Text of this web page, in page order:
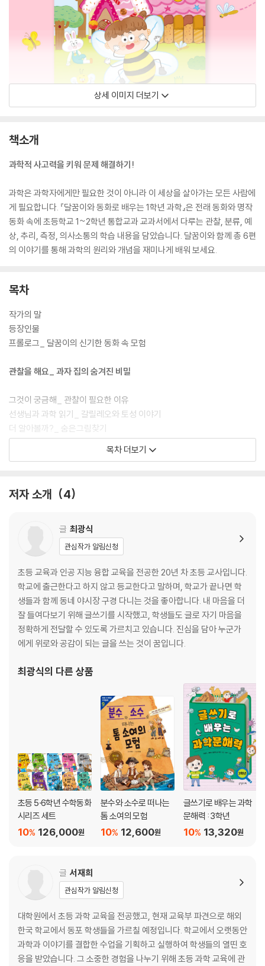
상세 이미지 더보기
책소개
과학적 사고력을 키워 문제 해결하기!
과학은 과학자에게만 필요한 것이 아니라 이 세상을 살아가는 모든 사람에
게 필요합니다. 『달꿈이와 동화로 배우는 1학년 과학』은 전래 동화와 명작
동화 속에 초등학교 1~2학년 통합교과 교과서에서 다루는 관찰, 분류, 예
상, 추리, 측정, 의사소통의 학습 내용을 담았습니다. 달꿈이와 함께 총 6편
의 이야기를 통해 과학의 원리와 개념을 재미나게 배워 보세요.
목차
작가의 말
등장인물
프롤로그_ 달꿈이의 신기한 동화 속 모험
관찰을 해요_ 과자 집의 숨겨진 비밀
그것이 궁금해_ 관찰이 필요한 이유
선생님과 과학 읽기_ 갈릴레오와 토성 이야기
더 알아볼까?_ 숨은그림찾기
분류를 해요_ 꿀벌 마야를 구하라
선생님과 과학 읽기_ 맛을 어떻게 구분할까?
예상을 해요_ 누구를 위한 그릇일까?
그것이 궁금해_ 예상이 중요한 이유
선생님과 과학 읽기_ 다윈의 예상
더 알아볼까?_ 종이비행기 날리기
추리를 해요_ 거짓말쟁이 자라
선생님과 과학 읽기_ 바닷물고기가 민물에서 오래 살지 못하는 이유
측정을 해요_ 누가누가 더 클까?
그것이 궁금해_ 측정에 필요한 도구는 뭘까?
선생님과 과학 읽기_ 신체를 활용한 측정
더 알아볼까?_ 손가락으로 길이 재기
의사소통을 해요_ 동물 올림픽
그것이 궁금해_ 의사소통 능력이 필요한 이유
선생님과 과학 읽기_ 지동설이 밝혀진 이유
에필로그_ 동화 속 모험이 끝나고…
목차 더보기
저자 소개 4
글 최광식
관심작가 알림신청
초등 교육과 인공 지능 융합 교육을 전공한 20년 차 초등 교사입니다.
학교에 출근한다고 하지 않고 등교한다고 말하며, 학교가 끝나면 학
생들과 함께 동네 야시장 구경 다니는 것을 좋아합니다. 내 마음을 더
잘 들여다보기 위해 글쓰기를 시작했고, 학생들도 글로 자기 마음을
정확하게 전달할 수 있도록 가르치고 있습니다. 진심을 담아 누군가
에게 위로와 공감이 되는 글을 쓰는 것이 꿈입니다.
최광식의 다른 상품
초등 5·6학년 수학동화
시리즈 세트
126,000원
10%
분수와 소수로 떠나는
톰 소여의 모험
12,600원
10%
글쓰기로 배우는 과학
문해력 : 3학년
13,320원
10%
글 서재희
관심작가 알림신청
대학원에서 초등 과학 교육을 전공했고, 현재 교육부 파견으로 해외
한국 학교에서 동포 학생들을 가르칠 예정입니다. 학교에서 오랫동안
과학과 이야기를 결합한 수업을 기획하고 실행하여 학생들의 열띤 호
응을 받았습니다. 그 소중한 경험을 나누기 위해 초등 과학 교육에 관